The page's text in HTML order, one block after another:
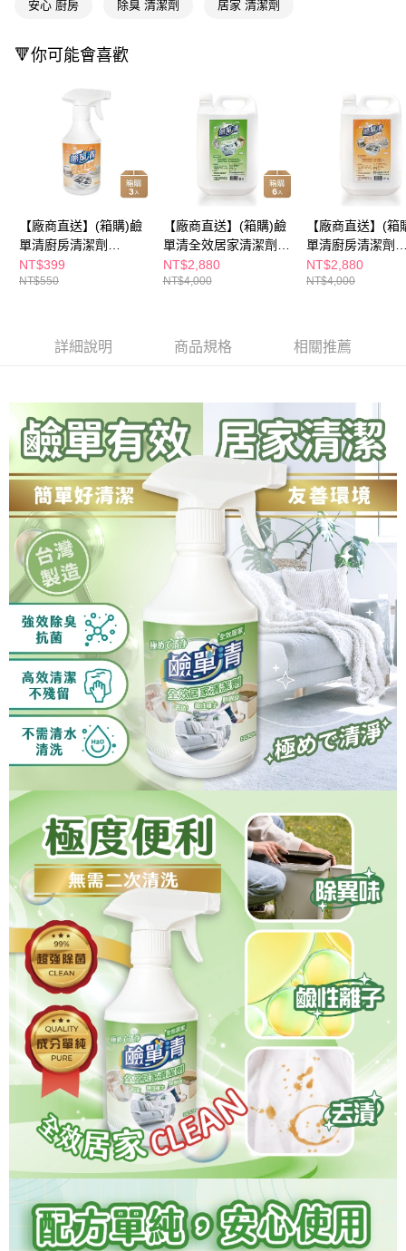
結帳頁面，進行簡訊認證並確認金額後，即可完成結帳。
３．收到繳費通知簡訊後14天內，點擊此簡訊中的連結，可透過四大超商／
ATM／網路銀行／等多元方式進行付款，方視為交易完成。
※ 請注意：結帳手續完成當下不需立刻繳費，但若您需要取消訂單，請聯絡
購買商品的店家。未經商家同意取消之訂單仍視為有效，需透過AFTEE先享
後付繳納相關費用。
※ 交易是否成功請以「AFTEE先享後付 」之結帳頁面顯示為準，若有關於
是否繳費成功／繳費後需取消欲退款等相關疑問，請聯繫「AFTEE先享後付
https://netprotections.freshdesk.com/support/home
【注意事項】
１．透過由恩沛科技股份有限公司提供之「AFTEE先享後付」服務完成之交
易，需依本服務之必要範圍內提供個人資料，並將交易相關給付款項請求債
權轉讓予恩沛科技股份有限公司。
「AFTEE先享後付」，若未經同意申辦者引起之損失，本公司不負相關責
請求用戶進行身份認證。
５．嚴禁一人註冊多個帳號或使用他人資訊註冊。若發現惡意使用之情形，
恩沛科技股份有限公司將有權停止該用戶之使用額度並採取法律行動。
每筆NT$300
安心 廚房 除臭 清潔劑 居家 清潔劑
🔻你可能會喜歡
【廠商直送】(箱購)鹼
單清廚房清潔劑
500ml*3入
NT$399
NT$550
【廠商直送】(箱購)鹼
單清全效居家清潔劑
3800ml*6入
NT$2,880
NT$4,000
【廠商直送】(箱
單清廚房清潔劑
3800ml*6入
NT$2,880
NT$4,000
詳細說明 商品規格 相關推薦